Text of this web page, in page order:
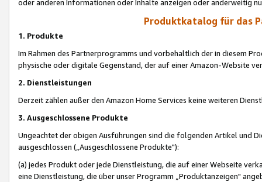
oder anderen Informationen oder Inhalte anzeigen oder anderweitig
Produktkatalog für das
1. Produkte
Im Rahmen des Partnerprogramms und vorbehaltlich der in diesem
physische oder digitale Gegenstand, der auf einer Amazon-Website
2. Dienstleistungen
Derzeit zählen außer den Amazon Home Services keine weiteren
3. Ausgeschlossene Produkte
Ungeachtet der obigen Ausführungen sind die folgenden Artikel und
ausgeschlossen („Ausgeschlossene Produkte"):
(a) jedes Produkt oder jede Dienstleistung, die auf einer Webseite
eine Dienstleistung, die über unser Programm „Produktanzeigen"